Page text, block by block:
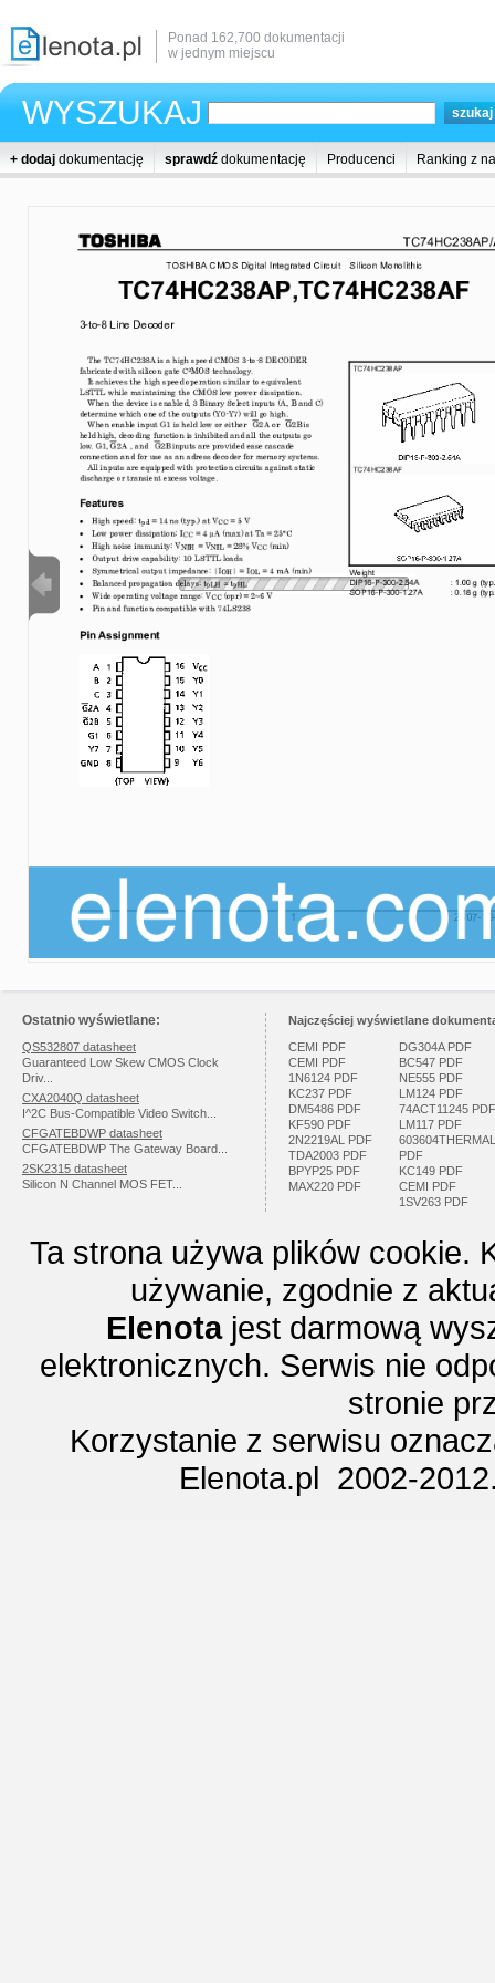
Ponad 162,700 dokumentacji
w jednym miejscu
WYSZUKAJ
+ dodaj dokumentację sprawdź dokumentację Producenci Ranking z
Ostatnio wyświetlane:
QS532807 datasheet
Guaranteed Low Skew CMOS Clock
Driv...
CXA2040Q datasheet
I^2C Bus-Compatible Video Switch...
CFGATEBDWP datasheet
CFGATEBDWP The Gateway Board...
2SK2315 datasheet
Silicon N Channel MOS FET...
Najczęściej wyświetlane
CEMI PDF
CEMI PDF
1N6124 PDF
KC237 PDF
DM5486 PDF
KF590 PDF
2N2219AL PDF
TDA2003 PDF
BPYP25 PDF
MAX220 PDF
DG304A PDF
BC547 PDF
NE555 PDF
LM124 PDF
74ACT11245 PDF
LM117 PDF
603604THERMAL
PDF
KC149 PDF
CEMI PDF
1SV263 PDF
Ta strona używa plików cookie.
używanie, zgodnie z
Elenotajest darmową
elektronicznych. Serwis nie
stronie
Korzystanie z serwisu
Elenota.pl 2002-